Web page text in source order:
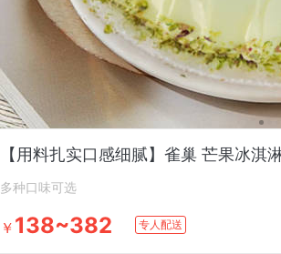
【用料扎实口感细腻】雀巢 芒果冰淇
多种口味可选
￥ 138~382 专人配送